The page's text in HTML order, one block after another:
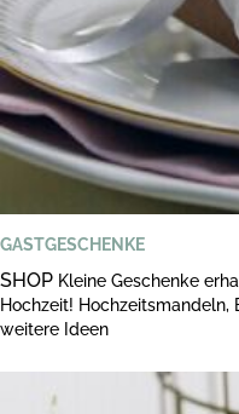
GASTGESCHENKE
SHOP Kleine Geschenke
Hochzeit! Hochzeitsmandeln,
weitere Ideen